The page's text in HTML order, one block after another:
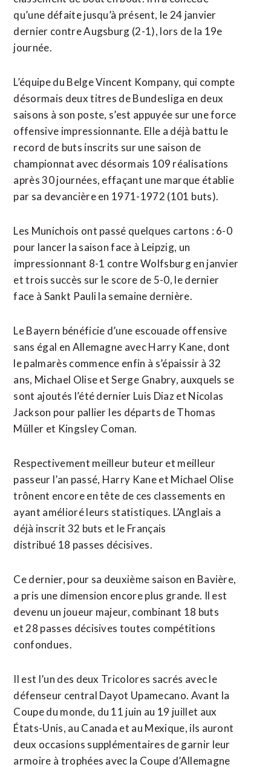
qu’une défaite jusqu’à présent, le 24 janvier
dernier contre Augsburg (2-1), lors de la 19e
journée.
L’équipe du ​Belge Vincent Kompany, qui compte
désormais deux titres de Bundesliga en deux
saisons à son poste, s’est appuyée sur une force
offensive impressionnante. Elle a déjà battu le
record de buts inscrits sur une saison de
championnat avec désormais 109 réalisations
après 30 journées, effaçant une marque établie
par sa devancière en 1971-1972 (101 ⁠buts).
Les Munichois ont passé quelques cartons : 6-0
pour lancer la saison face à Leipzig, un
⁠impressionnant 8-1 contre Wolfsburg en janvier
et trois succès sur le score de 5-0, le dernier
face à Sankt Pauli la semaine dernière.
Le Bayern bénéficie d’une escouade offensive
sans égal en Allemagne avec Harry Kane, dont
le palmarès commence enfin à s’épaissir à 32
ans, Michael Olise et Serge ⁠Gnabry, ‌auxquels se
sont ajoutés l’été dernier Luis Diaz et Nicolas
Jackson pour pallier ⁠les départs de Thomas
Müller et Kingsley Coman.
Respectivement meilleur buteur et ​meilleur
passeur l’an ​passé, Harry Kane et Michael Olise
trônent encore en tête de ces classements en
ayant amélioré ​leurs statistiques. L’Anglais a
déjà inscrit 32 buts et le Français
distribué 18 passes décisives.
Ce dernier, pour sa deuxième saison en Bavière,
a pris une ‌dimension encore plus grande. ​Il est
devenu un joueur majeur, combinant 18 buts
et 28 passes décisives toutes compétitions
confondues.
Il est l’un des ​deux Tricolores sacrés avec le
défenseur central Dayot Upamecano. Avant la
Coupe du monde, du 11 juin au 19 juillet aux
États-Unis, au Canada et au Mexique, ils auront
deux occasions supplémentaires de garnir leur
armoire à trophées avec la Coupe d’Allemagne